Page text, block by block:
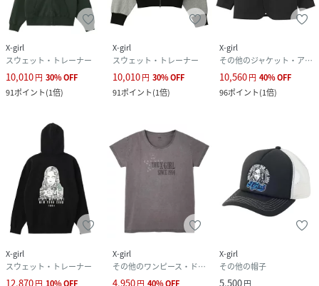
X-girl
スウェット・トレーナー
10,010円 30%OFF
91ポイント(1倍)
X-girl
スウェット・トレーナー
10,010円 30%OFF
91ポイント(1倍)
X-girl
その他のジャケット・アウター
10,560円 40%OFF
96ポイント(1倍)
X-girl
スウェット・トレーナー
12,870円 10%OFF
X-girl
その他のワンピース・ドレス
4,950円 40%OFF
X-girl
その他の帽子
5,500円